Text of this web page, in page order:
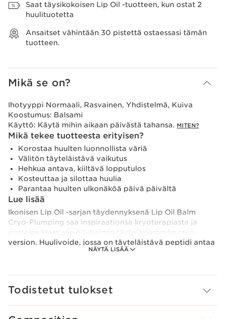
Saat täysikokoisen Lip Oil -tuotteen, kun ostat 2
huulituotetta
Ansaitset vähintään 30 pistettä ostaessasi tämän
tuotteen.
Mikä se on?
NÄYTÄ LISÄÄ
Ihotyyppi Normaali, Rasvainen, Yhdistelmä, Kuiva
Koostumus: Balsami
Käyttö: Käytä mihin aikaan päivästä tahansa. MITEN?
Mikä tekee tuotteesta erityisen?
Korostaa huulten luonnollista väriä
Välitön täyteläistävä vaikutus
Hehkua antava, kiiltävä lopputulos
Kosteuttaa ja silottaa huulia
Parantaa huulten ulkonäköä päivä päivältä
Lue lisää
Ikonisen Lip Oil -sarjan täydennyksenä Lip Oil Balm
Cryo-Plumping saa inspiraationsa kryoterapiasta ja
esittelee klassisen öljybalmin täyteläisemmän cryo-
version. Huulivoide, jossa on täyteläistävä peptidi antaa
välittömän Baby Lips -vaikutelman – kiiltävät ja
mentholin ja niittymintun eteerisen öljyn. Raikas
Todistetut tulokset